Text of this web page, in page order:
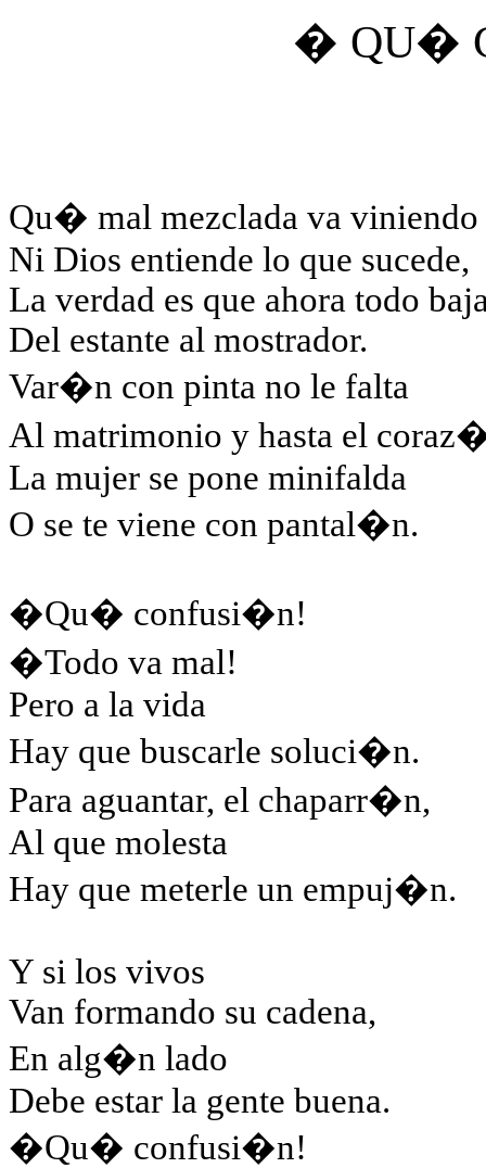
� QU�
Qu� mal mezclada va viniendo
Ni Dios entiende lo que sucede,
La verdad es que ahora todo
Del estante al mostrador.
Var�n con pinta no le falta
Al matrimonio y hasta el
La mujer se pone minifalda
O se te viene con pantal�n.
�Qu� confusi�n!
�Todo va mal!
Pero a la vida
Hay que buscarle soluci�n.
Para aguantar, el chaparr�n,
Al que molesta
Hay que meterle un empuj�n.
Y si los vivos
Van formando su cadena,
En alg�n lado
Debe estar la gente buena.
�Qu� confusi�n!